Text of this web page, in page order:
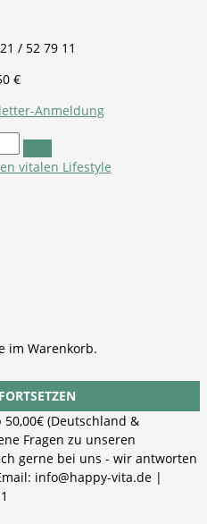
/ 52 79 11
€
Anmeldung
im Warenkorb.
50,00€ (Deutschland &
Fragen zu unseren
gerne bei uns - wir antworten
info@happy-vita.de |